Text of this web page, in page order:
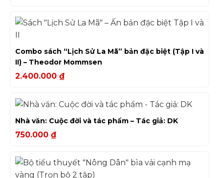
Combo sách “Lịch Sử La Mã” bản đặc biệt (Tập I và
II) – Theodor Mommsen
2.400.000 ₫
Nhà văn: Cuộc đời và tác phẩm – Tác giả: DK
750.000 ₫